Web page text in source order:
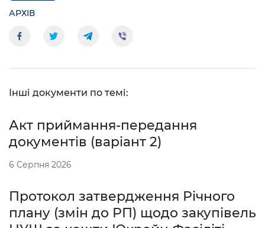
АРХІВ
Інші документи по темі:
Акт приймання-передання
документів (варіант 2)
6 Серпня 2026
Протокол затвердження Річного
плану (змін до РП) щодо закупівель